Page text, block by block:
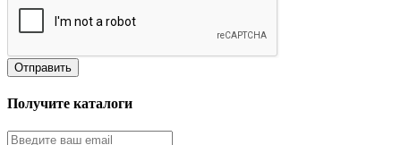
Получите каталоги